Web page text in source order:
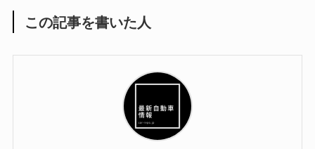
この記事を書いた人